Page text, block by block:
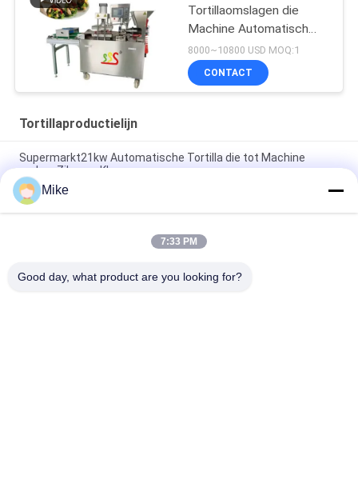
Tortillaomslagen die
Machine Automatisch
maken Volledige
8000~10800 USD MOQ:1
CONTACT
Tortillaproductielijn
Supermarkt21kw Automatische Tortilla die tot Machine
maken Zilveren Kleur
10 - 45cm volledig Automatische Productielijn van de
Diameter de Nieuwe Tortilla
Nieuwe automatische broodmachine voor Roti Corn Tortilla
Mike
7:33 PM
Good day, what product are you looking for?